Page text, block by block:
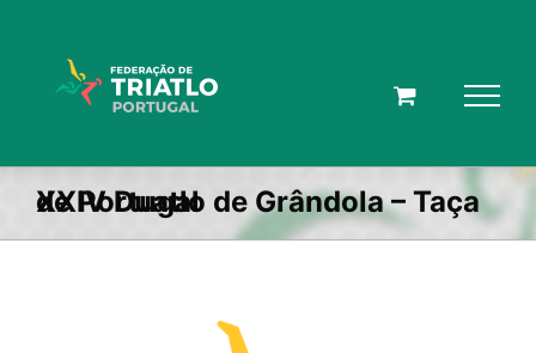
XXIV Duatlo de Grândola – Taça de Portugal